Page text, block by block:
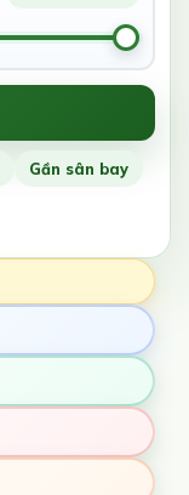
Gần sân bay